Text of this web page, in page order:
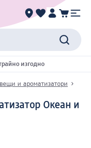
изгодно
и ароматизатори
Океан и